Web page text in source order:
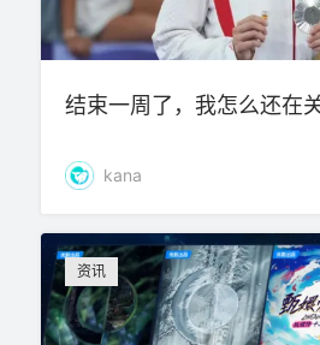
结束一周了，我怎么还在
kana
资讯